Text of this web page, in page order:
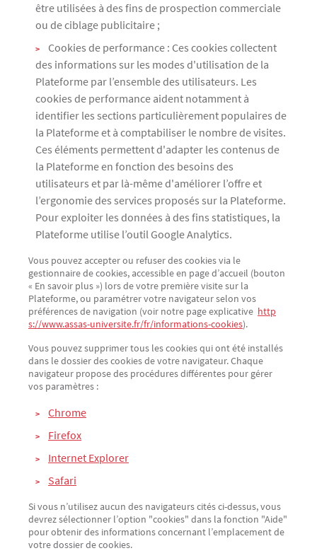
être utilisées à des fins de prospection commerciale
ou de ciblage publicitaire ;
Cookies de performance : Ces cookies collectent
des informations sur les modes d'utilisation de la
Plateforme par l’ensemble des utilisateurs. Les
cookies de performance aident notamment à
identifier les sections particulièrement populaires de
la Plateforme et à comptabiliser le nombre de visites.
Ces éléments permettent d'adapter les contenus de
la Plateforme en fonction des besoins des
utilisateurs et par là-même d'améliorer l’offre et
l’ergonomie des services proposés sur la Plateforme.
Pour exploiter les données à des fins statistiques, la
Plateforme utilise l’outil Google Analytics.
Vous pouvez accepter ou refuser des cookies via le
gestionnaire de cookies, accessible en page d’accueil (bouton
« En savoir plus ») lors de votre première visite sur la
Plateforme, ou paramétrer votre navigateur selon vos
préférences de navigation (voir notre page explicative http
s://www.assas-universite.fr/fr/informations-cookies).
Vous pouvez supprimer tous les cookies qui ont été installés
dans le dossier des cookies de votre navigateur. Chaque
navigateur propose des procédures différentes pour gérer
vos paramètres :
Chrome
Firefox
Internet Explorer
Safari
Si vous n’utilisez aucun des navigateurs cités ci-dessus, vous
devrez sélectionner l’option "cookies" dans la fonction "Aide"
pour obtenir des informations concernant l’emplacement de
votre dossier de cookies.